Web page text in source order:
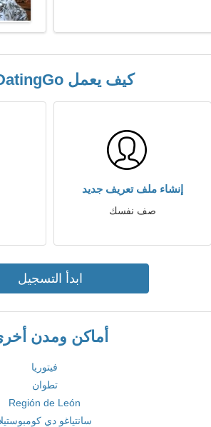
كيف يعمل EspDatingGo
إنشاء ملف تعريف جديد
صف نفسك
ابدأ التسجيل
أماكن ومدن
فيتوريا
تطوان
Región de León
سانتياغو دي